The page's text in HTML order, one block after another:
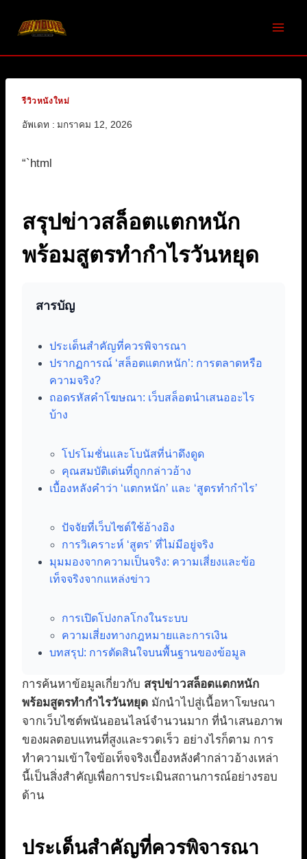
รีวิวหนังใหม่
อัพเดท : มกราคม 12, 2026
“`html
สรุปข่าวสล็อตแตกหนัก
พร้อมสูตรทำกำไรวันหยุด
สารบัญ
ประเด็นสำคัญที่ควรพิจารณา
ปรากฏการณ์ ‘สล็อตแตกหนัก’: การตลาดหรือ
ความจริง?
ถอดรหัสคำโฆษณา: เว็บสล็อตนำเสนออะไร
บ้าง
โปรโมชั่นและโบนัสที่น่าดึงดูด
คุณสมบัติเด่นที่ถูกกล่าวอ้าง
เบื้องหลังคำว่า ‘แตกหนัก’ และ ‘สูตรทำกำไร’
ปัจจัยที่เว็บไซต์ใช้อ้างอิง
การวิเคราะห์ ‘สูตร’ ที่ไม่มีอยู่จริง
มุมมองจากความเป็นจริง: ความเสี่ยงและข้อ
เท็จจริงจากแหล่งข่าว
การเปิดโปงกลโกงในระบบ
ความเสี่ยงทางกฎหมายและการเงิน
บทสรุป: การตัดสินใจบนพื้นฐานของข้อมูล
การค้นหาข้อมูลเกี่ยวกับ สรุปข่าวสล็อตแตกหนัก
พร้อมสูตรทำกำไรวันหยุด มักนำไปสู่เนื้อหาโฆษณา
จากเว็บไซต์พนันออนไลน์จำนวนมาก ที่นำเสนอภาพ
ของผลตอบแทนที่สูงและรวดเร็ว อย่างไรก็ตาม การ
ทำความเข้าใจข้อเท็จจริงเบื้องหลังคำกล่าวอ้างเหล่า
นี้เป็นสิ่งสำคัญเพื่อการประเมินสถานการณ์อย่างรอบ
ด้าน
ประเด็นสำคัญที่ควรพิจารณา